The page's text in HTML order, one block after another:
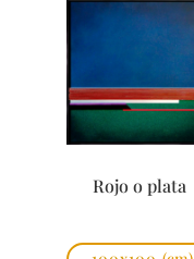
Rojo o plata